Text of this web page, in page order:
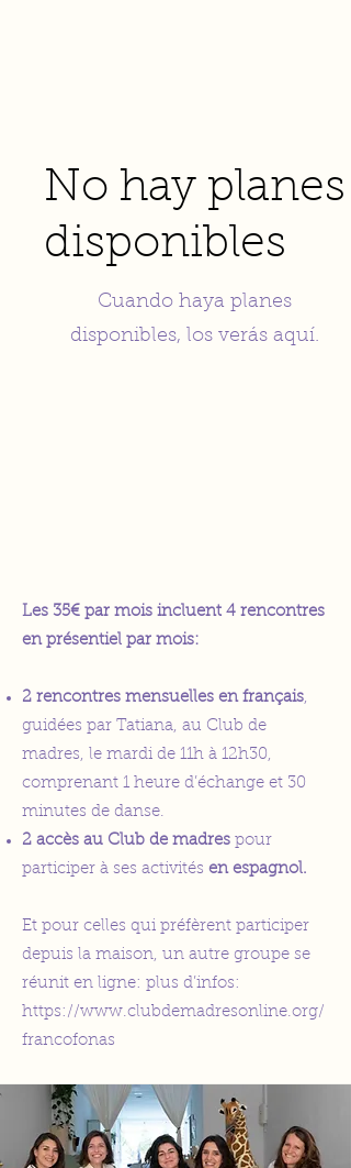
No hay planes
disponibles
Cuando haya planes
disponibles, los verás aquí.
Les 35€ par mois incluent 4 rencontres
en présentiel par mois:
2 rencontres mensuelles en français,
guidées par Tatiana, au Club de
madres, le mardi de 11h à 12h30,
comprenant 1 heure d’échange et 30
minutes de danse.
2 accès au Club de madres pour
participer à ses activités en espagnol.
Et pour celles qui préfèrent participer
depuis la maison, un autre groupe se
réunit en ligne: plus d’infos:
https://www.clubdemadresonline.org/
francofonas